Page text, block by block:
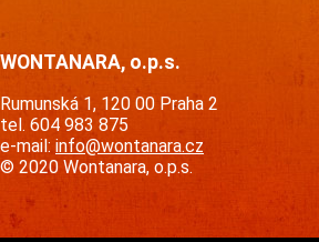
WONTANARA, o.p.s.
Rumunská 1, 120 00 Praha 2
tel. 604 983 875
e-mail: info@wontanara.cz
© 2020 Wontanara, o.p.s.